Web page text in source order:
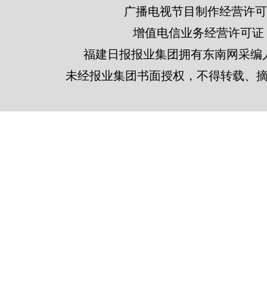
广播电视节目制作经营许
增值电信业务经营许可证
福建日报报业集团拥有东南网采
未经报业集团书面授权，不得转载、